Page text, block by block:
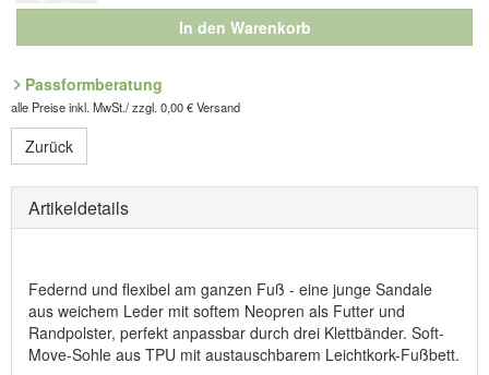
In den Warenkorb
Passformberatung
alle Preise inkl. MwSt./ zzgl. 0,00 € Versand
Zurück
Artikeldetails
Federnd und flexibel am ganzen Fuß - eine junge Sandale
aus weichem Leder mit softem Neopren als Futter und
Randpolster, perfekt anpassbar durch drei Klettbänder. Soft-
Move-Sohle aus TPU mit austauschbarem Leichtkork-Fußbett.